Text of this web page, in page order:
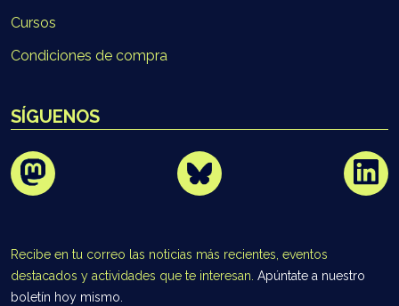
Cursos
Condiciones de compra
SÍGUENOS
Recibe en tu correo las noticias más recientes, eventos
destacados y actividades que te interesan. Apúntate a nuestro
boletín hoy mismo.